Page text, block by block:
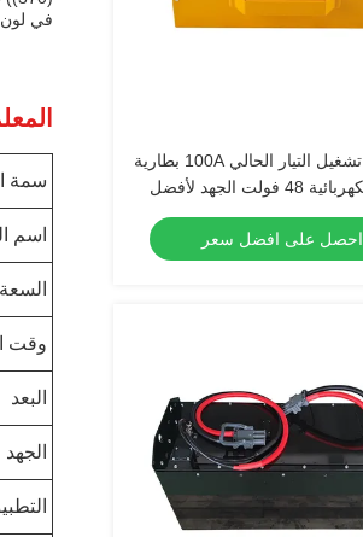
حد أقصى تشغيل التيار الحالي 100A بطارية
الشاحنة الكهربائية 48 فولت الجهد لأفضل
احصل على افضل سعر
في لون
سمة
اسم
السعة
وقت
البعد
الجهد